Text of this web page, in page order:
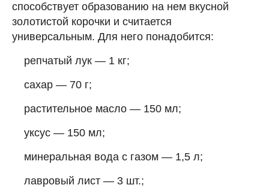
способствует образованию на нем вкусной
золотистой корочки и считается
универсальным. Для него понадобится:
репчатый лук — 1 кг;
сахар — 70 г;
растительное масло — 150 мл;
уксус — 150 мл;
минеральная вода с газом — 1,5 л;
лавровый лист — 3 шт.;